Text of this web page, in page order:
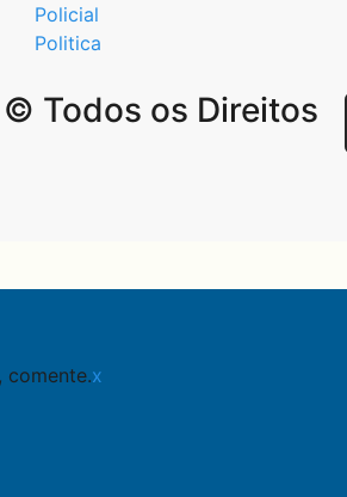
Policial
Politica
Todos os Direitos
comente.x